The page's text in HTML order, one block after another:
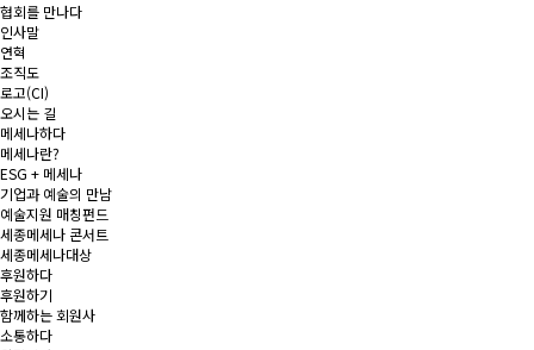
협회를 만나다
인사말
연혁
조직도
로고(CI)
오시는 길
메세나하다
메세나란?
ESG + 메세나
기업과 예술의 만남
예술지원 매칭펀드
세종메세나 콘서트
세종메세나대상
후원하다
후원하기
함께하는 회원사
소통하다